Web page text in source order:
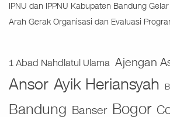
IPNU dan IPPNU Kabupaten Bandung
Arah Gerak Organisasi dan Evaluasi
1 Abad Nahdlatul Ulama Ajengan
Ansor Ayik Heriansyah
Bandung Banser Bogor